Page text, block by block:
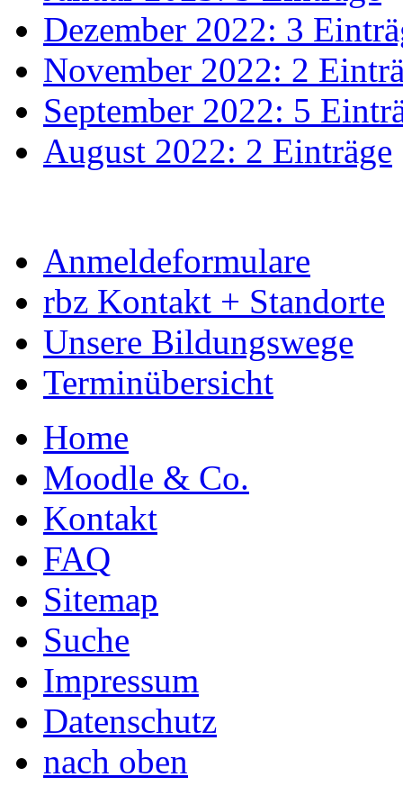
Dezember 2022: 3
November 2022: 2
September 2022: 5
August 2022: 2 Einträge
Anmeldeformulare
rbz Kontakt + Standorte
Unsere Bildungswege
Terminübersicht
Home
Moodle & Co.
Kontakt
FAQ
Sitemap
Suche
Impressum
Datenschutz
nach oben